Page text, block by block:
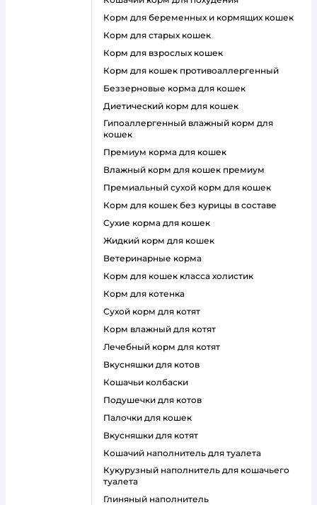
корм для беременных и кормящих кошек
корм для старых кошек
корм для взрослых кошек
корм для кошек противоаллергенный
беззерновые корма для кошек
диетический корм для кошек
гипоаллергенный влажный корм для
кошек
премиум корма для кошек
влажный корм для кошек премиум
премиальный сухой корм для кошек
корм для кошек без курицы в составе
сухие корма для кошек
жидкий корм для кошек
ветеринарные корма
корм для кошек класса холистик
корм для котенка
сухой корм для котят
корм влажный для котят
лечебный корм для котят
вкусняшки для котов
кошачьи колбаски
подушечки для котов
палочки для кошек
вкусняшки для котят
кошачий наполнитель для туалета
кукурузный наполнитель для кошачьего
туалета
глиняный наполнитель